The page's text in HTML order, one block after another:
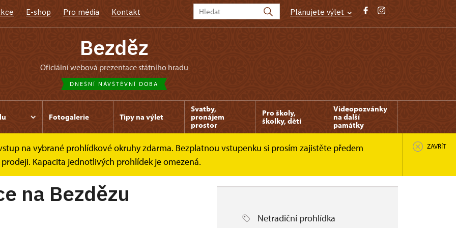
E-shop Pro média Kontakt Plánujete výlet
Bezděz
oficiální webová prezentace státního hradu
DNEŠNÍ NÁVŠTĚVNÍ DOBA
Fotogalerie Tipy na výlet
Svatby,
pronájem
prostor
Pro školy,
školky, děti
Videopozvánky
na další
památky
na vybrané prohlídkové okruhy zdarma. Bezplatnou vstupenku si prosím zajistěte předem
Kapacita jednotlivých prohlídek je omezená.
ZAVŘÍT
na Bezdězu
Netradiční prohlídka